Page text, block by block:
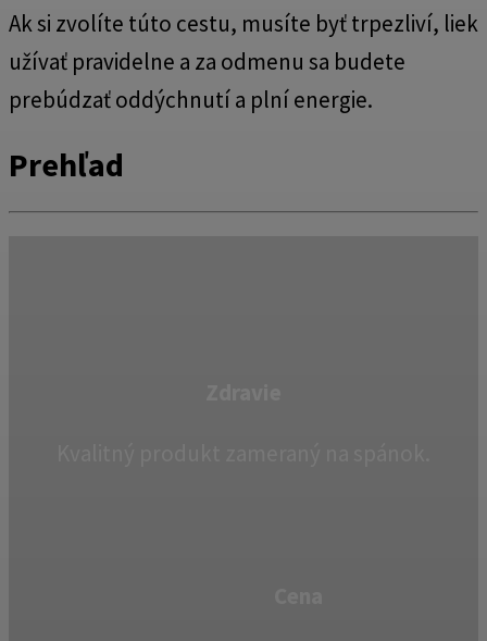
Ak si zvolíte túto cestu, musíte byť trpezliví, liek
užívať pravidelne a za odmenu sa budete
prebúdzať oddýchnutí a plní energie.
Prehľad